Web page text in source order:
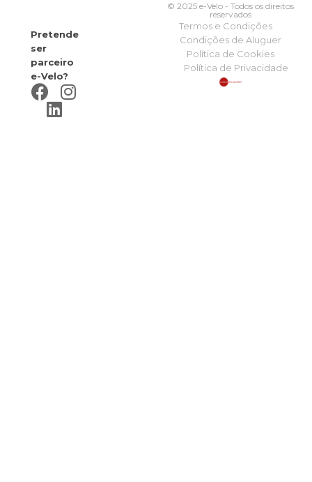
Pretende
ser
parceiro
e-Velo?
© 2025 e-Velo - Todos os direitos
reservados
Termos e Condições
Condições de Aluguer
Política de Cookies
Política de Privacidade